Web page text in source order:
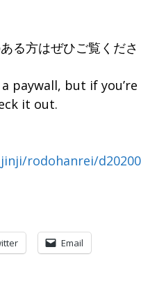
る方はぜひご覧くださ
paywall, but if you’re
it out.
rodohanrei/d20200
Email